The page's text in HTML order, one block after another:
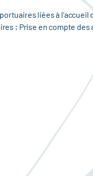
liées à l’accueil
; Prise en compte des